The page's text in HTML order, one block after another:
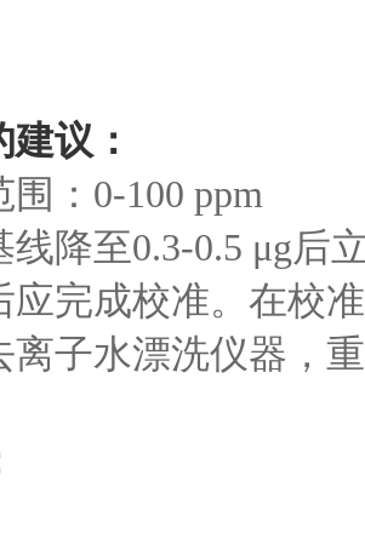
议：
：0-100 ppm
线降至0.3-0.5 μg后
应完成校准。在校
离子水漂洗仪器，